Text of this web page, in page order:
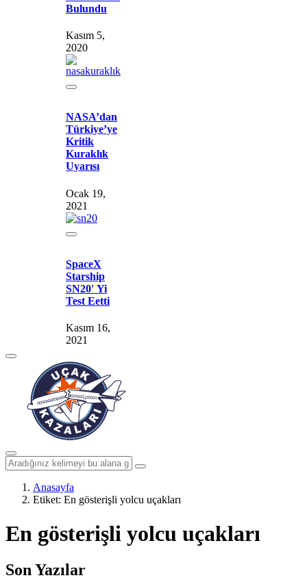
Bulundu
Kasım 5,
2020
NASA’dan
Türkiye’ye
Kritik
Kuraklık
Uyarısı
Ocak 19,
2021
SpaceX
Starship
SN20′ Yi
Test Eetti
Kasım 16,
2021
Anasayfa
Etiket: En gösterişli yolcu uçakları
En gösterişli yolcu uçakları
Son Yazılar